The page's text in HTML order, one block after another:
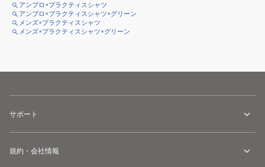
アンブロ×プラクティスシャツ
アンブロ×プラクティスシャツ×グリーン
メンズ×プラクティスシャツ
メンズ×プラクティスシャツ×グリーン
サポート
規約・会社情報